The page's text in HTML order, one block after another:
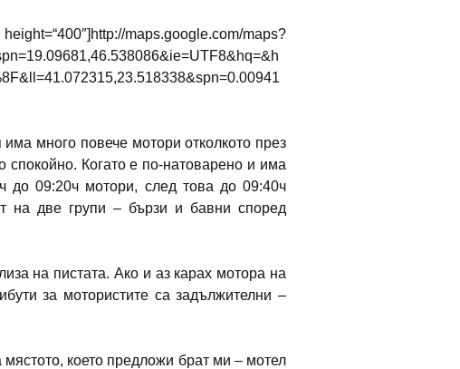
maps?
много повече мотори отколкото през
Когато е по-натоварено и има
до 09:20ч мотори, след това до 09:40ч
на две групи – бързи и бавни според
на пистата. Ако и аз карах мотора на
за мотористите са задължителни –
което предложи брат ми – мотел